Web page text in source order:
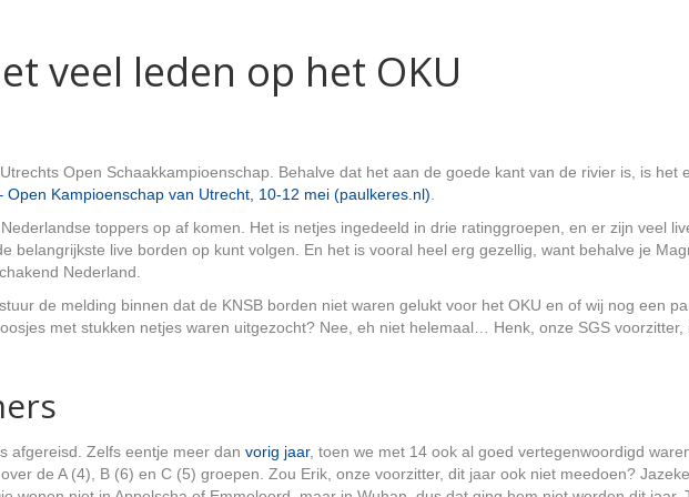
veel leden op het OKU
Open Schaakkampioenschap. Behalve dat het aan de goede kant van de rivier is, is het
Open Kampioenschap van Utrecht, 10-12 mei (paulkeres.nl)
toppers op af komen. Het is netjes ingedeeld in drie ratinggroepen, en er zijn veel
belangrijkste live borden op kunt volgen. En het is vooral heel erg gezellig, want behalve je
Nederland.
de melding binnen dat de KNSB borden niet waren gelukt voor het OKU en of wij nog een
met stukken netjes waren uitgezocht? Nee, eh niet helemaal… Henk, onze SGS voorzitter,
afgereisd. Zelfs eentje meer dan vorig jaar, toen we met 14 ook al goed vertegenwoordigd
de A (4), B (6) en C (5) groepen. Zou Erik, onze voorzitter, dit jaar ook niet meedoen?